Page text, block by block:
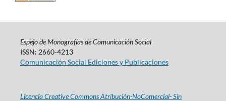
Espejo de Monografías de Comunicación Social
ISSN: 2660-4213
Comunicación Social Ediciones y Publicaciones
Licencia Creative Commons Atribución-NoComercial- Sin